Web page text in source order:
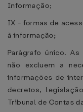
Informação;
IX - formas de
à informação;
Parágrafo único.
não excluem a
informações de
decretos,
Tribunal de Contas